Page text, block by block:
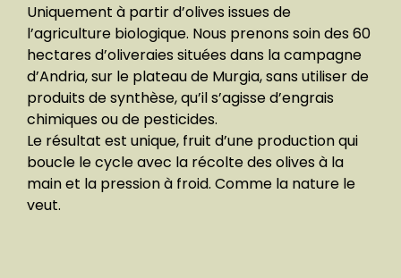
Uniquement à partir d’olives issues de
l’agriculture biologique. Nous prenons soin des 60
hectares d’oliveraies situées dans la campagne
d’Andria, sur le plateau de Murgia, sans utiliser de
produits de synthèse, qu’il s’agisse d’engrais
chimiques ou de pesticides.
Le résultat est unique, fruit d’une production qui
boucle le cycle avec la récolte des olives à la
main et la pression à froid. Comme la nature le
veut.